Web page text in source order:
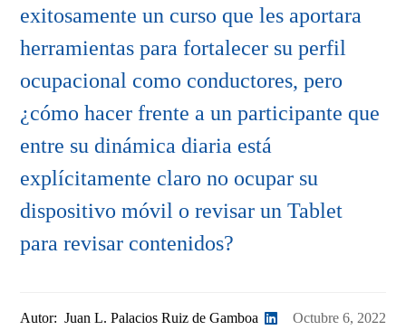
exitosamente un curso que les aportara
herramientas para fortalecer su perfil
ocupacional como conductores, pero
¿cómo hacer frente a un participante que
entre su dinámica diaria está
explícitamente claro no ocupar su
dispositivo móvil o revisar un Tablet
para revisar contenidos?
Autor: Juan L. Palacios Ruiz de Gamboa Octubre 6, 2022